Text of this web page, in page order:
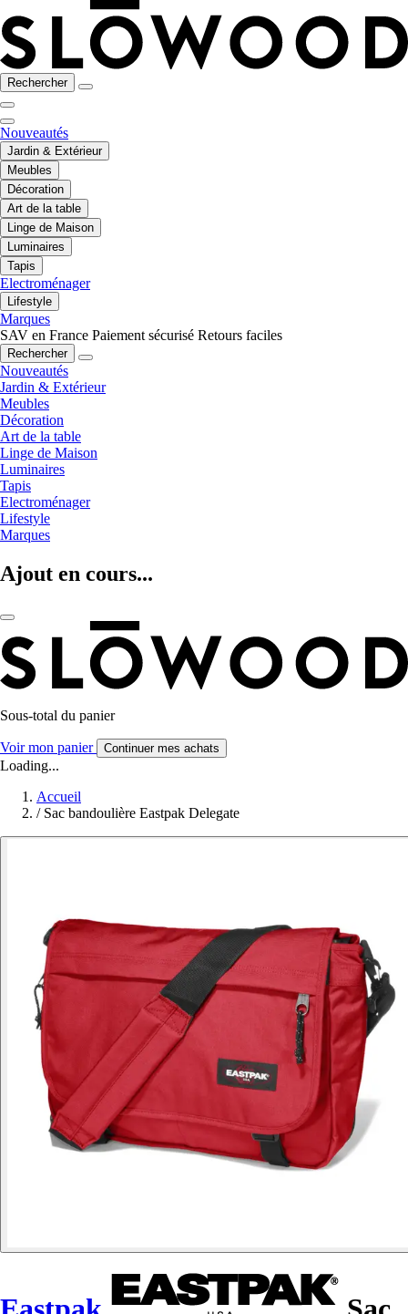
Rechercher
Nouveautés
Jardin & Extérieur
Meubles
Décoration
Art de la table
Linge de Maison
Luminaires
Tapis
Electroménager
Lifestyle
Marques
SAV en France Paiement sécurisé Retours faciles
Rechercher
Nouveautés
Jardin & Extérieur
Meubles
Décoration
Art de la table
Linge de Maison
Luminaires
Tapis
Electroménager
Lifestyle
Marques
Ajout en cours...
Sous-total du panier
Voir mon panier Continuer mes achats
Loading...
Accueil
/ Sac bandoulière Eastpak Delegate